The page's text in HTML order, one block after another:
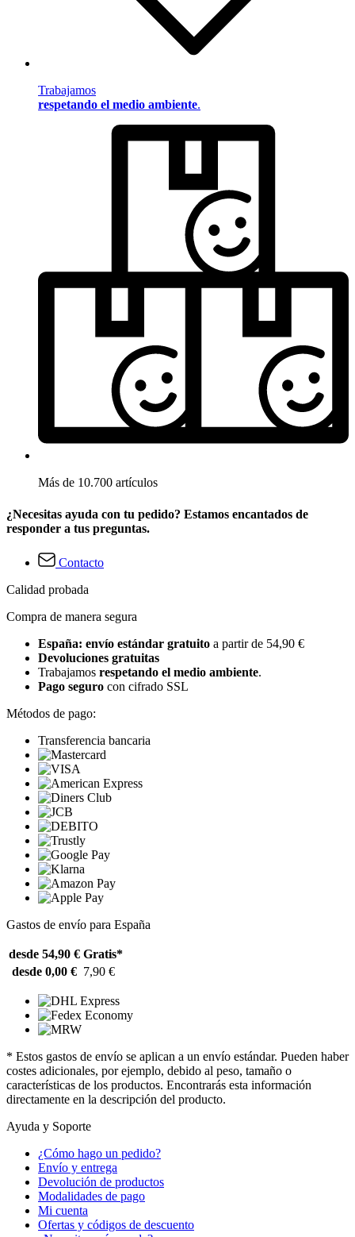
Trabajamos
respetando el medio ambiente.
Más de 10.700 artículos
¿Necesitas ayuda con tu pedido? Estamos encantados de
responder a tus preguntas.
Contacto
Calidad probada
Compra de manera segura
España: envío estándar gratuito a partir de 54,90 €
Devoluciones gratuitas
Trabajamos respetando el medio ambiente.
Pago seguro con cifrado SSL
Métodos de pago:
Transferencia bancaria
Gastos de envío para España
desde 54,90 € Gratis*
desde 0,00 € 7,90 €
* Estos gastos de envío se aplican a un envío estándar. Pueden haber
costes adicionales, por ejemplo, debido al peso, tamaño o
características de los productos. Encontrarás esta información
directamente en la descripción del producto.
Ayuda y Soporte
¿Cómo hago un pedido?
Envío y entrega
Devolución de productos
Modalidades de pago
Mi cuenta
Ofertas y códigos de descuento